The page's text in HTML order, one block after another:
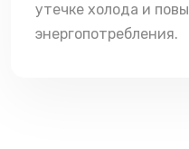
утечке холода и
энергопотребления.